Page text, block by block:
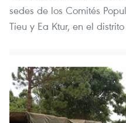
sedes de los Comités
Tieu y Ea Ktur, en el